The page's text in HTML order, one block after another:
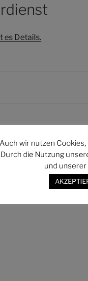
es Details.
Auch wir nutzen
Durch die Nutzung
und unserer